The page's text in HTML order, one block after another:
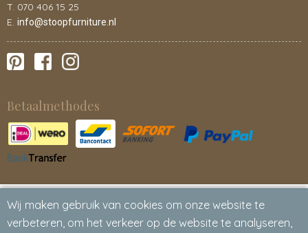
T. 070 406 15 25
E. info@stoopfurniture.nl
Betaalmethodes
Wij maken gebruik van cookies om onze website te
verbeteren, om het verkeer op de website te analyseren,